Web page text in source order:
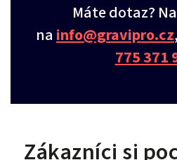
Máte dotaz?
na info@gravipro.cz
775 371
Zákazníci si